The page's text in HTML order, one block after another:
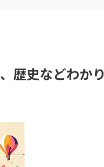
歴史などわかり